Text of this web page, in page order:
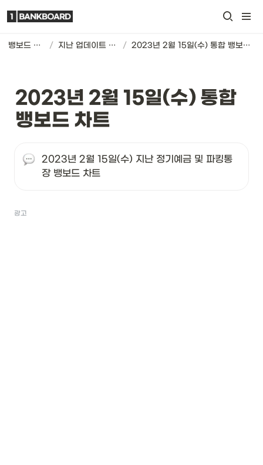
뱅보드 차트 / 지난 업데이트 기록 / 2023년 2월 15일(수) 통합 뱅보드 차트
2023년 2월 15일(수) 통합
뱅보드 차트
2023년 2월 15일(수) 지난 정기예금 및 파킹통
장 뱅보드 차트
광고